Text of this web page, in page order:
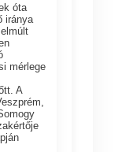
óta
iránya
mérlege
A